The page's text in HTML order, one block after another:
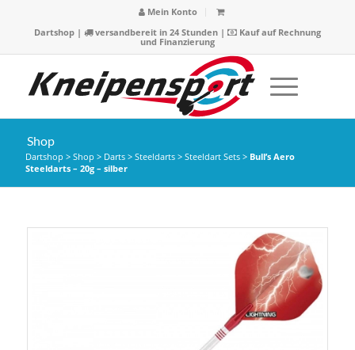
Mein Konto
Dartshop| versandbereit in 24 Stunden |
Kauf auf Rechnung
und Finanzierung
Shop
Dartshop > Shop > Darts> Steeldarts> Steeldart Sets> Bull’s Aero
Steeldarts – 20g – silber